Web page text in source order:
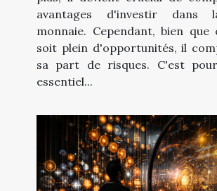
avantages d'investir dans
monnaie. Cependant, bien que
soit plein d'opportunités, il
sa part de risques. C'est
essentiel...